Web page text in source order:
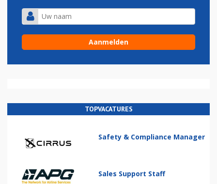
TOPVACATURES
Safety & Compliance Manager
Sales Support Staff